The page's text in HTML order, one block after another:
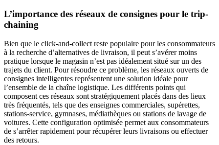
L’importance des réseaux de consignes pour le trip-
chaining
Bien que le click-and-collect reste populaire pour les consommateurs
à la recherche d’alternatives de livraison, il peut s’avérer moins
pratique lorsque le magasin n’est pas idéalement situé sur un des
trajets du client. Pour résoudre ce problème, les réseaux ouverts de
consignes intelligentes représentent une solution idéale pour
l’ensemble de la chaîne logistique. Les différents points qui
composent ces réseaux sont stratégiquement placés dans des lieux
très fréquentés, tels que des enseignes commerciales, supérettes,
stations-service, gymnases, médiathèques ou stations de lavage de
voitures. Cette configuration optimisée permet aux consommateurs
de s’arrêter rapidement pour récupérer leurs livraisons ou effectuer
des retours.